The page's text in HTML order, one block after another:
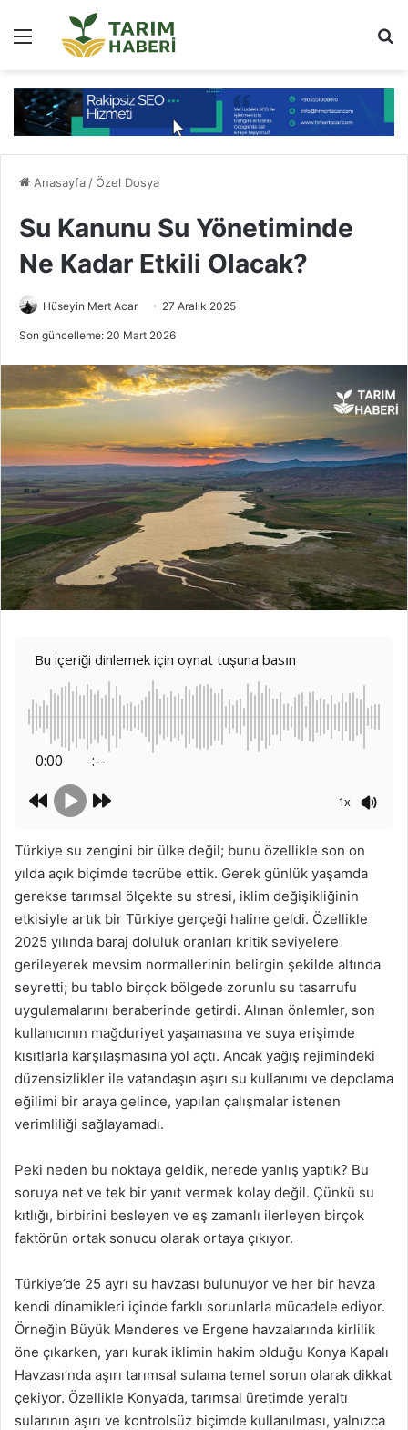
Menü
Anasayfa/Özel Dosya
Su Kanunu Su Yönetiminde
Ne Kadar Etkili Olacak?
Hüseyin Mert Acar 27 Aralık 2025
Son güncelleme: 20 Mart 2026
Bu içeriği dinlemek için oynat tuşuna basın
0:00 -:--
1x
Türkiye su zengini bir ülke değil; bunu özellikle son on
yılda açık biçimde tecrübe ettik. Gerek günlük yaşamda
gerekse tarımsal ölçekte su stresi, iklim değişikliğinin
etkisiyle artık bir Türkiye gerçeği haline geldi. Özellikle
2025 yılında baraj doluluk oranları kritik seviyelere
gerileyerek mevsim normallerinin belirgin şekilde altında
seyretti; bu tablo birçok bölgede zorunlu su tasarrufu
uygulamalarını beraberinde getirdi. Alınan önlemler, son
kullanıcının mağduriyet yaşamasına ve suya erişimde
kısıtlarla karşılaşmasına yol açtı. Ancak yağış rejimindeki
düzensizlikler ile vatandaşın aşırı su kullanımı ve depolama
eğilimi bir araya gelince, yapılan çalışmalar istenen
verimliliği sağlayamadı.
Peki neden bu noktaya geldik, nerede yanlış yaptık? Bu
soruya net ve tek bir yanıt vermek kolay değil. Çünkü su
kıtlığı, birbirini besleyen ve eş zamanlı ilerleyen birçok
faktörün ortak sonucu olarak ortaya çıkıyor.
Türkiye’de 25 ayrı su havzası bulunuyor ve her bir havza
kendi dinamikleri içinde farklı sorunlarla mücadele ediyor.
Örneğin Büyük Menderes ve Ergene havzalarında kirlilik
öne çıkarken, yarı kurak iklimin hakim olduğu Konya Kapalı
Havzası’nda aşırı tarımsal sulama temel sorun olarak dikkat
çekiyor. Özellikle Konya’da, tarımsal üretimde yeraltı
sularının aşırı ve kontrolsüz biçimde kullanılması, yalnızca